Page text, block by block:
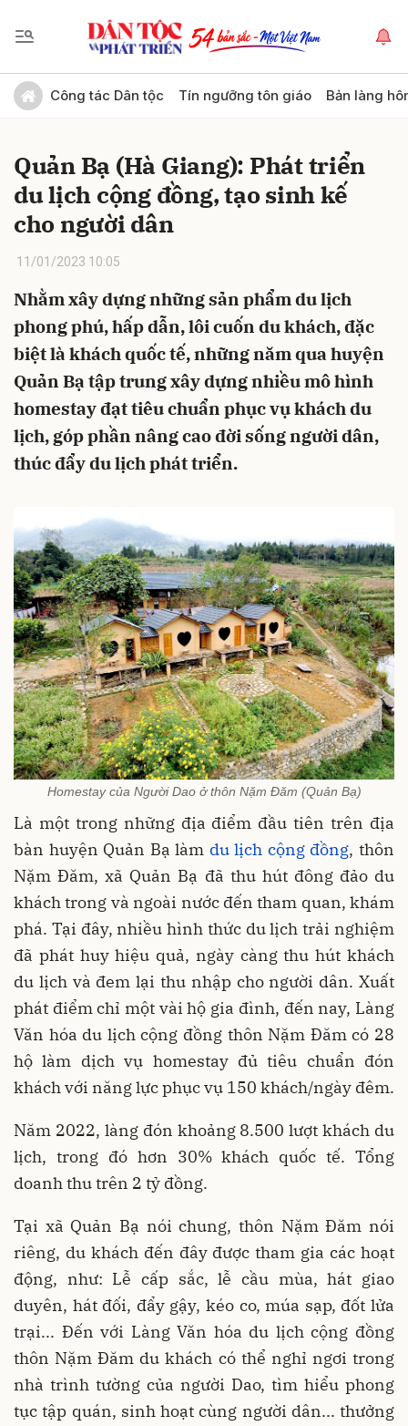
Công tác Dân tộc Tín ngưỡng tôn giáo Bản làng
Quản Bạ (Hà Giang): Phát triển
du lịch cộng đồng, tạo sinh kế
cho người dân
11/01/2023 10:05
Nhằm xây dựng những sản phẩm du lịch
phong phú, hấp dẫn, lôi cuốn du khách, đặc
biệt là khách quốc tế, những năm qua huyện
Quản Bạ tập trung xây dựng nhiều mô hình
homestay đạt tiêu chuẩn phục vụ khách du
lịch, góp phần nâng cao đời sống người dân,
thúc đẩy du lịch phát triển.
Homestay của Người Dao ở thôn Nặm Đăm (Quản Bạ)
Là một trong những địa điểm đầu tiên trên địa
bàn huyện Quản Bạ làm du lịch cộng đồng, thôn
Nặm Đăm, xã Quản Bạ đã thu hút đông đảo du
khách trong và ngoài nước đến tham quan, khám
phá. Tại đây, nhiều hình thức du lịch trải nghiệm
đã phát huy hiệu quả, ngày càng thu hút khách
du lịch và đem lại thu nhập cho người dân. Xuất
phát điểm chỉ một vài hộ gia đình, đến nay, Làng
Văn hóa du lịch cộng đồng thôn Nặm Đăm có 28
hộ làm dịch vụ homestay đủ tiêu chuẩn đón
khách với năng lực phục vụ 150 khách/ngày đêm.
Năm 2022, làng đón khoảng 8.500 lượt khách du
lịch, trong đó hơn 30% khách quốc tế. Tổng
doanh thu trên 2 tỷ đồng.
Tại xã Quản Bạ nói chung, thôn Nặm Đăm nói
riêng, du khách đến đây được tham gia các hoạt
động, như: Lễ cấp sắc, lễ cầu mùa, hát giao
duyên, hát đối, đẩy gậy, kéo co, múa sạp, đốt lửa
trại... Đến với Làng Văn hóa du lịch cộng đồng
thôn Nặm Đăm du khách có thể nghỉ ngơi trong
nhà trình tường của người Dao, tìm hiểu phong
tục tập quán, sinh hoạt cùng người dân... thưởng
Gửi bình luận